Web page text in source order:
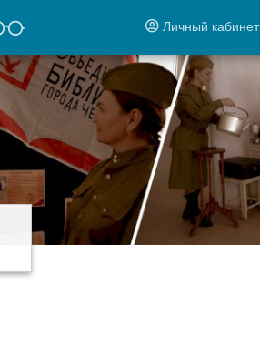
Личный кабинет